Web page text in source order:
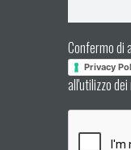
Confermo di
Privacy
all'utilizzo